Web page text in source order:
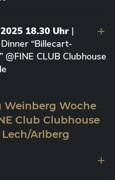
18.30 Uhr |
“Billecart-
CLUB Clubhouse
Weinberg Woche
Club Clubhouse
Arlberg